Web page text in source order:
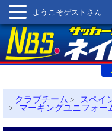
ようこそゲストさん
クラブチーム > スペイ
> マーキングユニフォー